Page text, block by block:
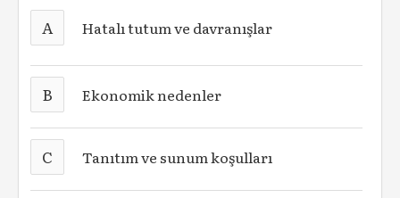
A Hatalı tutum ve davranışlar
B Ekonomik nedenler
C Tanıtım ve sunum koşulları